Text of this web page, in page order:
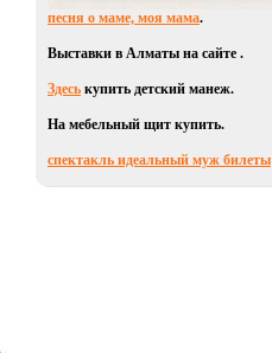
песня о маме, моя мама.
Выставки в Алматы на сайте .
Здесь купить детский манеж.
На мебельный щит купить.
спектакль идеальный муж билеты